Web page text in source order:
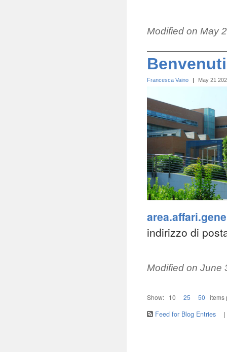
Modified on May
Francesca Vaino | May 21
indirizzo di
Modified on June
Show: 10 25 50 items
Feed for Blog Entries |